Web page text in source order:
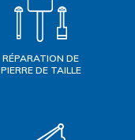
RÉPARATION DE
PIERRE DE TAILLE